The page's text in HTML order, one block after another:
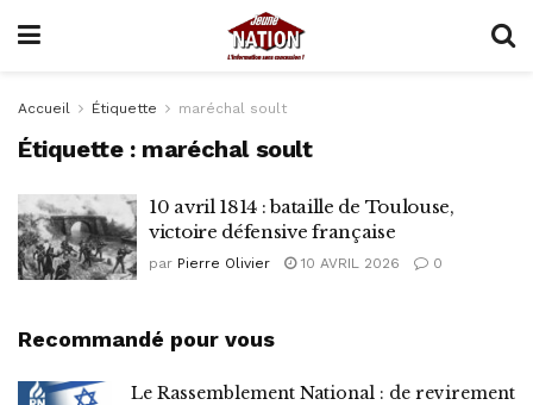
Accueil Étiquette maréchal soult
Étiquette : maréchal soult
10 avril 1814 : bataille de Toulouse,
victoire défensive française
par Pierre Olivier 10 AVRIL 2026 0
Recommandé pour vous
Le Rassemblement National : de revirement